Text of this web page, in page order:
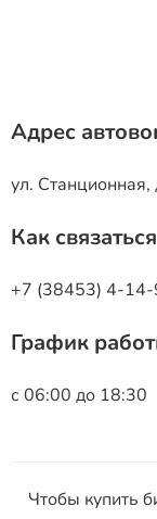
Адрес
ул.
Как связаться
+7 (38453) 4-
График
с 06:00 до 18:30
Чтобы купить